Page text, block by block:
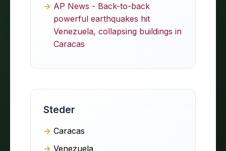
AP News - Back-to-back
powerful earthquakes hit
Venezuela, collapsing buildings in
Caracas
Steder
Caracas
Venezuela